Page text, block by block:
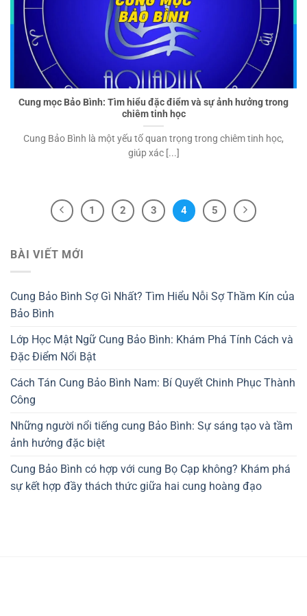
Cung mọc Bảo Bình: Tìm hiểu đặc điểm và sự ảnh hưởng trong
chiêm tinh học
Cung Bảo Bình là một yếu tố quan trọng trong chiêm tinh học,
giúp xác [...]
1 2 3 4 5
BÀI VIẾT MỚI
Cung Bảo Bình Sợ Gì Nhất? Tìm Hiểu Nỗi Sợ Thầm Kín của
Bảo Bình
Lớp Học Mật Ngữ Cung Bảo Bình: Khám Phá Tính Cách và
Đặc Điểm Nổi Bật
Cách Tán Cung Bảo Bình Nam: Bí Quyết Chinh Phục Thành
Công
Những người nổi tiếng cung Bảo Bình: Sự sáng tạo và tầm
ảnh hưởng đặc biệt
Cung Bảo Bình có hợp với cung Bọ Cạp không? Khám phá
sự kết hợp đầy thách thức giữa hai cung hoàng đạo